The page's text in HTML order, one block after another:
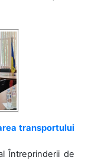
transportului
Întreprinderii de